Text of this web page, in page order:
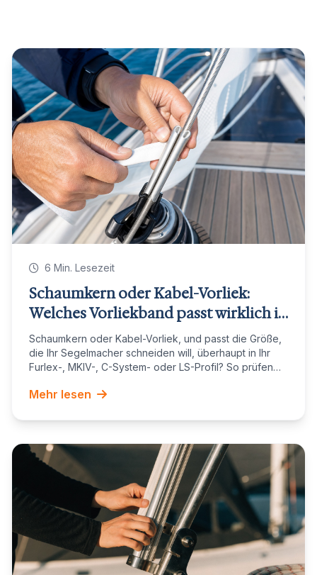
6 Min. Lesezeit
Schaumkern oder Kabel-Vorliek:
Welches Vorliekband passt wirklich in
Ihre Rollgenua
Schaumkern oder Kabel-Vorliek, und passt die Größe,
die Ihr Segelmacher schneiden will, überhaupt in Ihr
Furlex-, MKIV-, C-System- oder LS-Profil? So prüfen
Mehr lesen